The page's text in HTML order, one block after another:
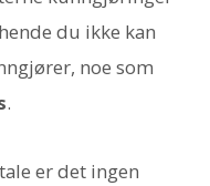
du ikke kan
noe som
.
er det ingen